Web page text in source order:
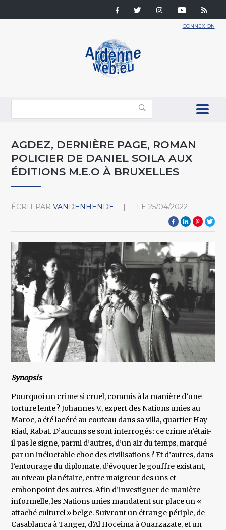
CONNEXION
AGDEZ, DERNIÈRE PAGE, ROMAN
POLICIER DE DANIEL SOILA AUX
ÉDITIONS M.E.O À BRUXELLES
ÉCRIT PAR VANDENHENDE LE 25/04/2022
Synopsis
Pourquoi un crime si cruel, commis à la manière d’une
torture lente ? Johannes V., expert des Nations unies au
Maroc, a été lacéré au couteau dans sa villa, quartier Hay
Riad, Rabat. D’aucuns se sont interrogés : ce crime n’était-
il pas le signe, parmi d’autres, d’un air du temps, marqué
par un inéluctable choc des civilisations ? Et d’autres, dans
l’entourage du diplomate, d’évoquer le gouffre existant,
au niveau planétaire, entre maigreur des uns et
embonpoint des autres. Afin d’investiguer de manière
informelle, les Nations unies mandatent sur place un «
attaché culturel » belge. Suivront un étrange périple, de
Casablanca à Tanger, d’Al Hoceima à Ouarzazate, et un